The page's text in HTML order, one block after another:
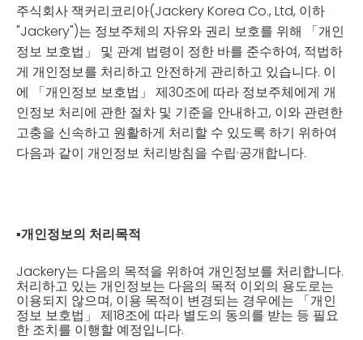
주식회사 잭커리코리아(Jackery Korea Co., Ltd, 이하
"Jackery")는 정보주체의 자유와 권리 보호를 위해 「개인
정보 보호법」 및 관계 법령이 정한 바를 준수하여, 적법하
게 개인정보를 처리하고 안전하게 관리하고 있습니다. 이
에 「개인정보 보호법」 제30조에 따라 정보주체에게 개
인정보 처리에 관한 절차 및 기준을 안내하고, 이와 관련한
고충을 신속하고 원활하게 처리할 수 있도록 하기 위하여
다음과 같이 개인정보 처리방침을 수립·공개합니다.
▪개인정보의 처리목적
Jackery는 다음의 목적을 위하여 개인정보를 처리합니다.
처리하고 있는 개인정보는 다음의 목적 이외의 용도로는
이용되지 않으며, 이용 목적이 변경되는 경우에는 「개인
정보 보호법」 제18조에 따라 별도의 동의를 받는 등 필요
한 조치를 이행할 예정입니다.